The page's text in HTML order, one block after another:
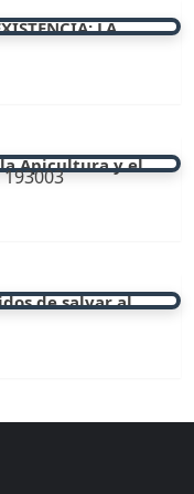
LA
la Apicultura y el
de salvar al